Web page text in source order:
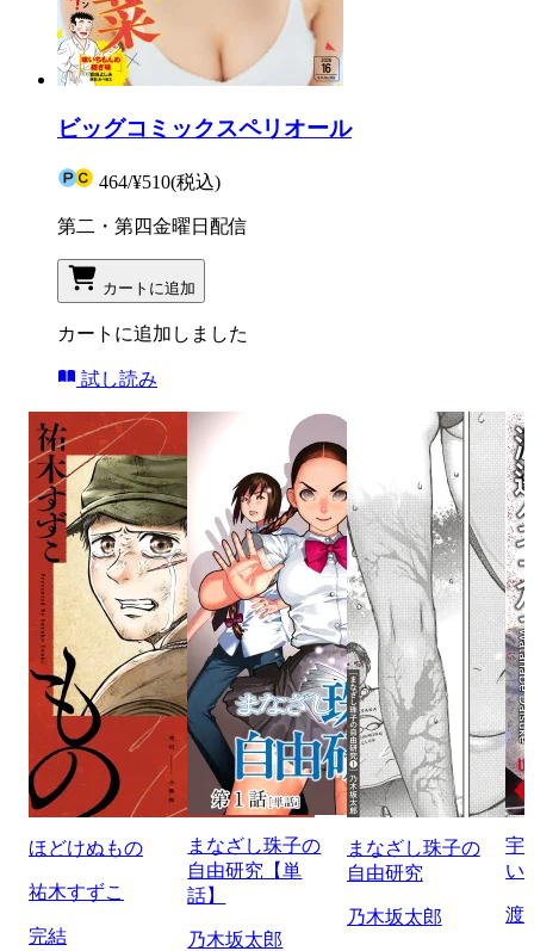
ビッグコミックスペリオール
464/¥510(税込)
第二・第四金曜日配信
カートに追加
カートに追加しました
試し読み
ほどけぬもの
祐木すずこ
完結
まなざし珠子の
自由研究【単
話】
乃木坂太郎
まなざし珠子の
自由研究
乃木坂太郎
宇
い
渡